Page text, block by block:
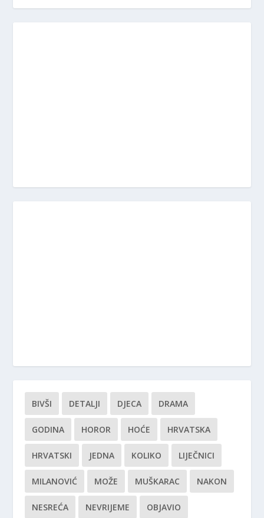
BIVŠI DETALJI DJECA DRAMA
GODINA HOROR HOĆE HRVATSKA
HRVATSKI JEDNA KOLIKO LIJEČNICI
MILANOVIĆ MOŽE MUŠKARAC NAKON
NESREĆA NEVRIJEME OBJAVIO